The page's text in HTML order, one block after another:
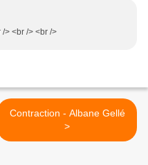
> <br /> <br />
Contraction - Albane Gellé
>